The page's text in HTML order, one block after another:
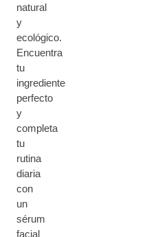
natural
y
ecológico.
Encuentra
tu
ingrediente
perfecto
y
completa
tu
rutina
diaria
con
un
sérum
facial